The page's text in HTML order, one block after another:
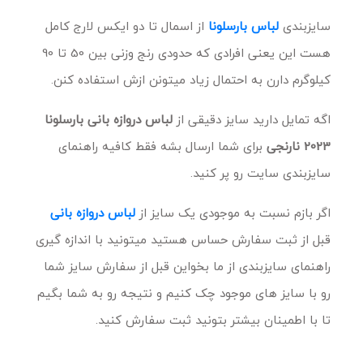
سایزبندیلباس بارسلونا از اسمال تا دو ایکس لارج کامل
هست این یعنی افرادی که حدودی رنج وزنی بین 50 تا 90
کیلوگرم دارن به احتمال زیاد میتونن ازش استفاده کنن.
اگه تمایل دارید سایز دقیقی از لباس دروازه بانی بارسلونا
2023 نارنجی
برای شما ارسال بشه فقط کافیه راهنمای
سایزبندی سایت رو پر کنید.
اگر بازم نسبت به موجودی یک سایز از لباس دروازه بانی
قبل از ثبت سفارش حساس هستید میتونید با اندازه گیری
راهنمای سایزبندی از ما بخواین قبل از سفارش سایز شما
رو با سایز های موجود چک کنیم و نتیجه رو به شما بگیم
تا با اطمینان بیشتر بتونید ثبت سفارش کنید.